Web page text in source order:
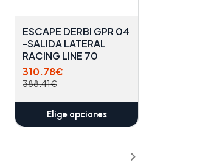
ESCAPE DERBI GPR 04
-SALIDA LATERAL
RACING LINE 70
310.78€
388.41€
Elige opciones